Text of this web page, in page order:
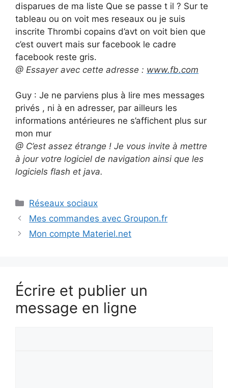
disparues de ma liste Que se passe t il ? Sur te
tableau ou on voit mes reseaux ou je suis
inscrite Thrombi copains d’avt on voit bien que
c’est ouvert mais sur facebook le cadre
facebook reste gris.
@ Essayer avec cette adresse : www.fb.com
Guy : Je ne parviens plus à lire mes messages
privés , ni à en adresser, par ailleurs les
informations antérieures ne s’affichent plus sur
mon mur
@ C’est assez étrange ! Je vous invite à mettre
à jour votre logiciel de navigation ainsi que les
logiciels flash et java.
Catégories
Réseaux sociaux
Mes commandes avec Groupon.fr
Mon compte Materiel.net
Écrire et publier un
message en ligne